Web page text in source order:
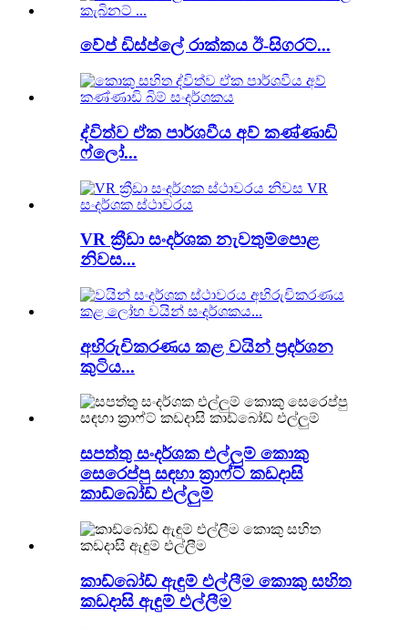
වේප් ඩිස්ප්ලේ රාක්කය ඊ-සිගරට්...
ද්විත්ව ඒක පාර්ශවීය අව් කණ්ණාඩි
ෆ්ලෝ...
VR ක්‍රීඩා සංදර්ශක නැවතුම්පොළ
නිවස...
අභිරුචිකරණය කළ වයින් ප්‍රදර්ශන
කුටිය...
සපත්තු සංදර්ශක එල්ලුම් කොකු
සෙරෙප්පු සඳහා ක්‍රාෆ්ට් කඩදාසි
කාඩ්බෝඩ් එල්ලුම්
කාඩ්බෝඩ් ඇඳුම් එල්ලීම කොකු සහිත
කඩදාසි ඇඳුම් එල්ලීම